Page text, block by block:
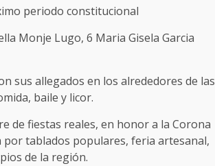
periodo constitucional
Monje Lugo, 6 Maria Gisela Garcia
sus allegados en los alrededores de las
baile y licor.
de fiestas reales, en honor a la Corona
por tablados populares, feria artesanal,
de la región.